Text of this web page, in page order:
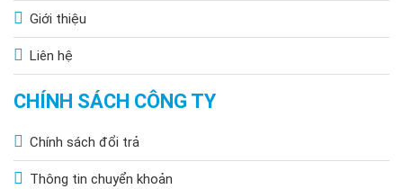
Giới thiệu
Liên hệ
CHÍNH SÁCH CÔNG TY
Chính sách đổi trả
Thông tin chuyển khoản